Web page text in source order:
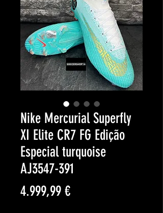
Nike Mercurial Superfly
XI Elite CR7 FG Edição
Especial turquoise
AJ3547-391
4.999,99 €Preis